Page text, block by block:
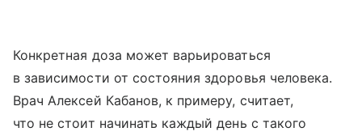
Конкретная доза может варьироваться
в зависимости от состояния здоровья человека.
Врач Алексей Кабанов, к примеру, считает,
что не стоит начинать каждый день с такого